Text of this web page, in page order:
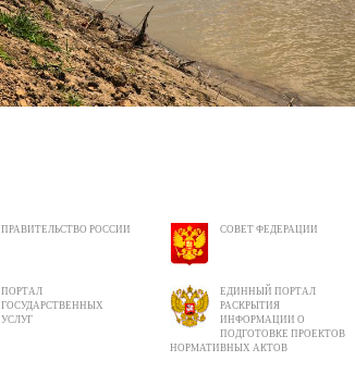
ПРАВИТЕЛЬСТВО РОССИИ
ПОРТАЛ
ГОСУДАРСТВЕННЫХ
УСЛУГ
СОВЕТ ФЕДЕРАЦИИ
ЕДИННЫЙ ПОРТАЛ
РАСКРЫТИЯ
ИНФОРМАЦИИ О
ПОДГОТОВКЕ ПРОЕКТОВ
НОРМАТИВНЫХ АКТОВ